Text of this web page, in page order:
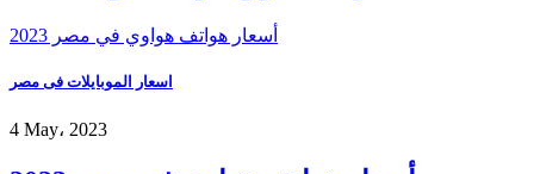
أسعار هواتف هواوي في مصر 2023
اسعار الموبايلات فى مصر
4 May، 2023